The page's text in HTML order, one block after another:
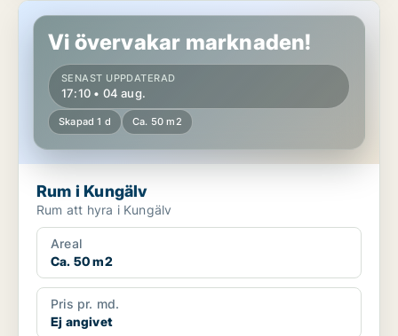
Rum i Kungälv
Vi övervakar marknaden!
SENAST UPPDATERAD
17:10 • 04 aug.
Skapad 1 d Ca. 50 m2
Rum i Kungälv
Rum att hyra i Kungälv
Areal
Ca. 50 m2
Pris pr. md.
Ej angivet